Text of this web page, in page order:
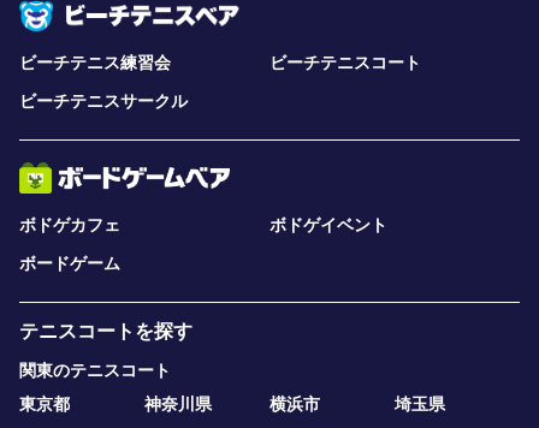
ビーチテニス練習会
ビーチテニスコート
ビーチテニスサークル
ボドゲカフェ
ボドゲイベント
ボードゲーム
テニスコートを探す
関東のテニスコート
東京都
神奈川県 横浜市
埼玉県